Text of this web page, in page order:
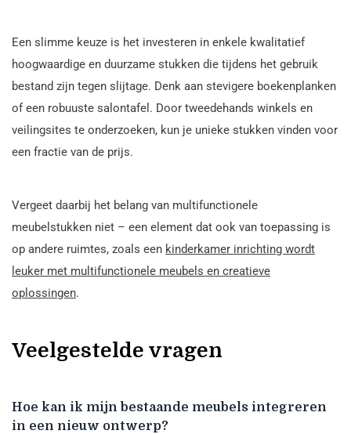
Een slimme keuze is het investeren in enkele kwalitatief
hoogwaardige en duurzame stukken die tijdens het gebruik
bestand zijn tegen slijtage. Denk aan stevigere boekenplanken
of een robuuste salontafel. Door tweedehands winkels en
veilingsites te onderzoeken, kun je unieke stukken vinden voor
een fractie van de prijs.
Vergeet daarbij het belang van multifunctionele
meubelstukken niet – een element dat ook van toepassing is
op andere ruimtes, zoals een kinderkamer inrichting wordt
leuker met multifunctionele meubels en creatieve
oplossingen.
Veelgestelde vragen
Hoe kan ik mijn bestaande meubels integreren
in een nieuw ontwerp?